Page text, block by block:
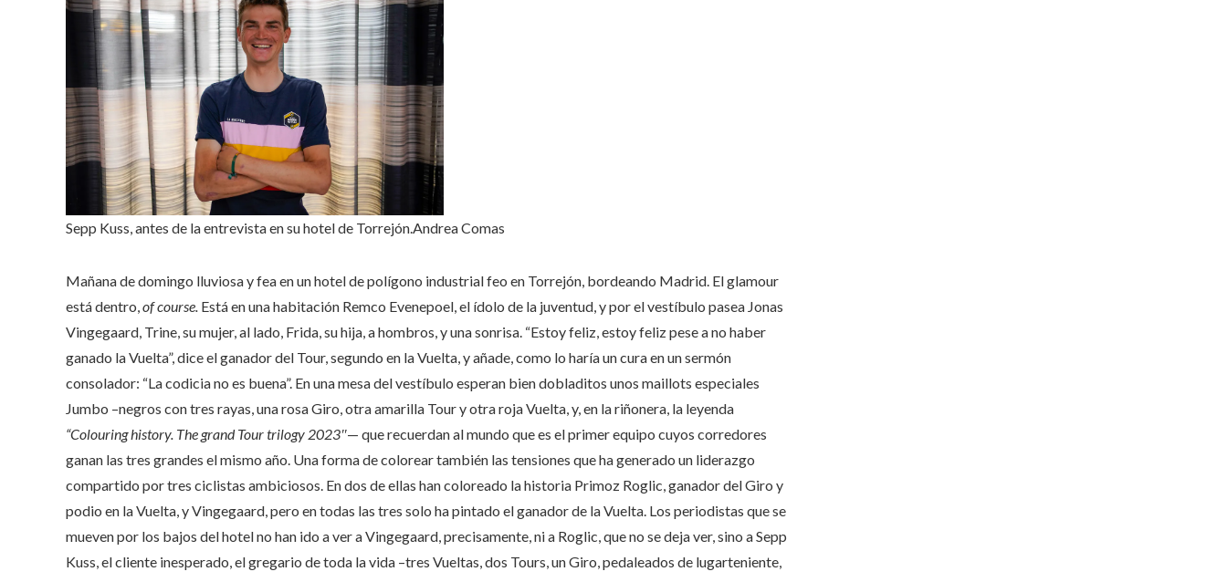
Sepp Kuss, antes de la entrevista en su hotel de Torrejón.Andrea Comas
Mañana de domingo lluviosa y fea en un hotel de polígono industrial feo en Torrejón, bordeando Madrid. El glamour
está dentro,of course. Está en una habitación Remco Evenepoel, el ídolo de la juventud, y por el vestíbulo pasea Jonas
Vingegaard, Trine, su mujer, al lado, Frida, su hija, a hombros, y una sonrisa. “Estoy feliz, estoy feliz pese a no haber
ganado la Vuelta”, dice el ganador del Tour, segundo en la Vuelta, y añade, como lo haría un cura en un sermón
consolador: “La codicia no es buena”. En una mesa del vestíbulo esperan bien dobladitos unos maillots especiales
Jumbo –negros con tres rayas, una rosa Giro, otra amarilla Tour y otra roja Vuelta, y, en la riñonera, la leyenda
“Colouring history. The grand Tour trilogy 2023″— que recuerdan al mundo que es el primer equipo cuyos corredores
ganan las tres grandes el mismo año. Una forma de colorear también las tensiones que ha generado un liderazgo
compartido por tres ciclistas ambiciosos. En dos de ellas han coloreado la historia Primoz Roglic, ganador del Giro y
podio en la Vuelta, y Vingegaard, pero en todas las tres solo ha pintado el ganador de la Vuelta. Los periodistas que se
mueven por los bajos del hotel no han ido a ver a Vingegaard, precisamente, ni a Roglic, que no se deja ver, sino a Sepp
Kuss, el cliente inesperado, el gregario de toda la vida –tres Vueltas, dos Tours, un Giro, pedaleados de lugarteniente,